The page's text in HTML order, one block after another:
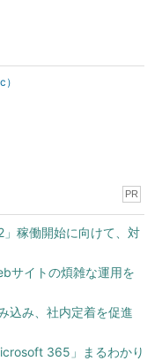
PR
稼働開始に向けて、対
サイトの煩雑な運用を
込み、社内定着を促進
365」まるわかり